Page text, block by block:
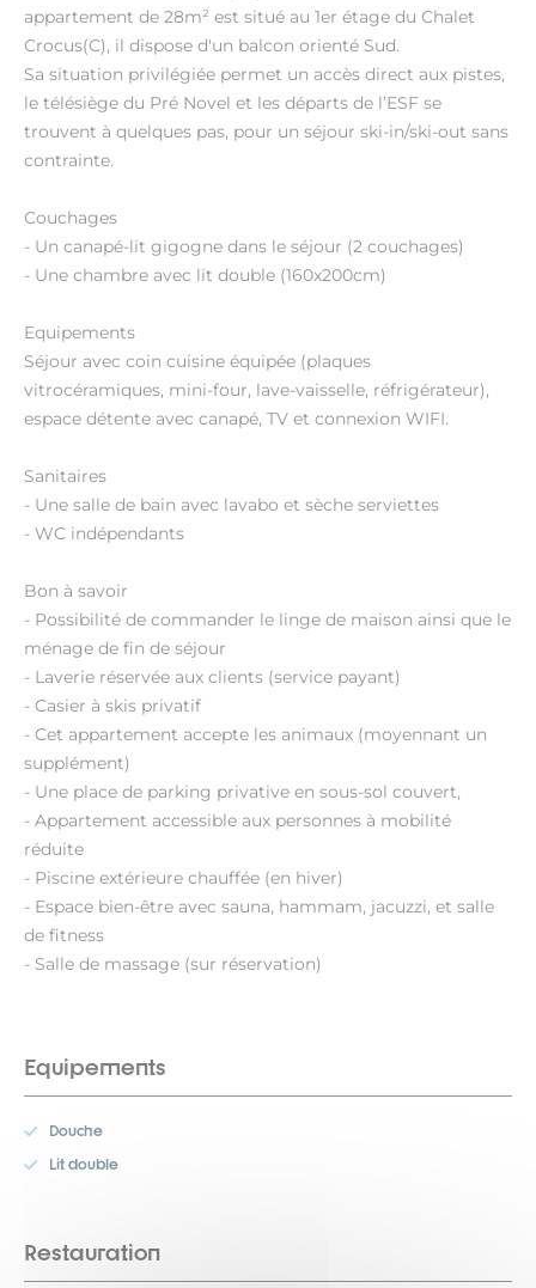
appartement de 28m² est situé au 1er étage du Chalet
Crocus(C), il dispose d'un balcon orienté Sud.
Sa situation privilégiée permet un accès direct aux pistes,
le télésiège du Pré Novel et les départs de l’ESF se
trouvent à quelques pas, pour un séjour ski-in/ski-out sans
contrainte.
Couchages
- Un canapé-lit gigogne dans le séjour (2 couchages)
- Une chambre avec lit double (160x200cm)
Equipements
Séjour avec coin cuisine équipée (plaques
vitrocéramiques, mini-four, lave-vaisselle, réfrigérateur),
espace détente avec canapé, TV et connexion WIFI.
Sanitaires
- Une salle de bain avec lavabo et sèche serviettes
- WC indépendants
Bon à savoir
- Possibilité de commander le linge de maison ainsi que le
ménage de fin de séjour
- Laverie réservée aux clients (service payant)
- Casier à skis privatif
- Cet appartement accepte les animaux (moyennant un
supplément)
- Une place de parking privative en sous-sol couvert,
- Appartement accessible aux personnes à mobilité
réduite
- Piscine extérieure chauffée (en hiver)
- Espace bien-être avec sauna, hammam, jacuzzi, et salle
de fitness
- Salle de massage (sur réservation)
Equipements
Douche
Lit double
Restauration